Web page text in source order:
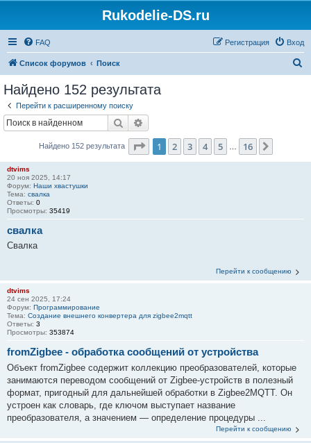
Rukodelie-DS.ru
FAQ Вход
Регистрация
Список форумов Поиск
Найдено 152 результата
Перейти к расширенному поиску
Поиск
Найдено 152 результата Страница из 16
1 2 3 4 5 16
dtvims
20 ноя 2025, 14:17
Форум: Наши хвастушки
Тема: свалка
Ответы: 0
Просмотры: 35419
свалка
Свалка
Перейти к сообщению
dtvims
24 сен 2025, 17:24
Форум: Программирование
Тема: Создание внешнего конвертера для zigbee2mqtt
Ответы: 3
Просмотры: 353874
fromZigbee - обработка сообщений от устройства
Объект fromZigbee содержит коллекцию преобразователей, которые
занимаются переводом сообщений от Zigbee-устройств в полезный
формат, пригодный для дальнейшей обработки в Zigbee2MQTT. Он
устроен как словарь, где ключом выступает название
преобразователя, а значением — определение процедуры ...
Перейти к сообщению